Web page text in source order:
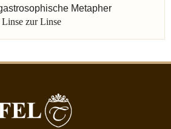
Metapher
zur Linse